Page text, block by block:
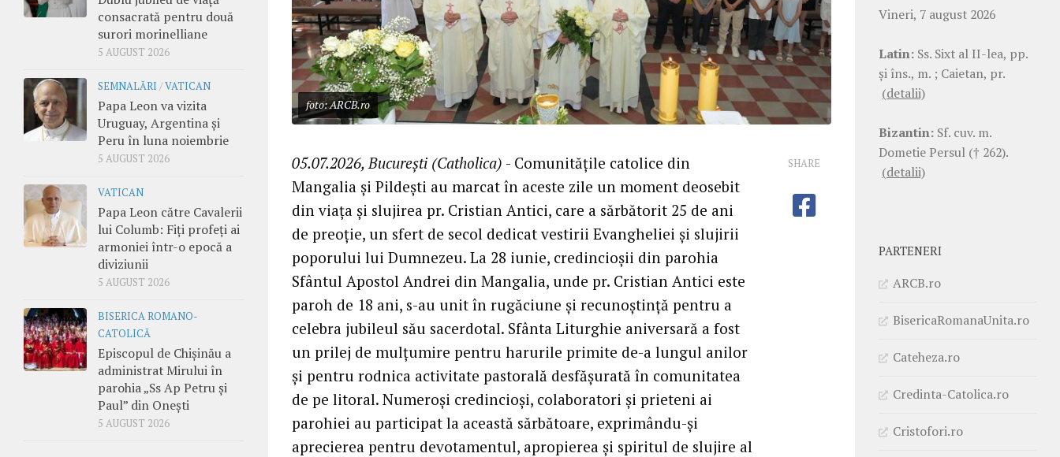
foto: ARCB.ro
05.07.2026, București (Catholica) - Comunitățile catolice din
Mangalia și Pildești au marcat în aceste zile un moment deosebit
din viața și slujirea pr. Cristian Antici, care a sărbătorit 25 de ani
de preoție, un sfert de secol dedicat vestirii Evangheliei și slujirii
poporului lui Dumnezeu. La 28 iunie, credincioșii din parohia
Sfântul Apostol Andrei din Mangalia, unde pr. Cristian Antici este
paroh de 18 ani, s-au unit în rugăciune și recunoștință pentru a
celebra jubileul său sacerdotal. Sfânta Liturghie aniversară a fost
un prilej de mulțumire pentru harurile primite de-a lungul anilor
și pentru rodnica activitate pastorală desfășurată în comunitatea
de pe litoral. Numeroși credincioși, colaboratori și prieteni ai
parohiei au participat la această sărbătoare, exprimându-și
aprecierea pentru devotamentul, apropierea și spiritul de slujire al
SHARE
consacrată pentru două
surori morinelliane
5 AUGUST 2026
SEMNALĂRI /VATICAN
Papa Leon va vizita
Uruguay, Argentina și
Peru în luna noiembrie
5 AUGUST 2026
VATICAN
Papa Leon către Cavalerii
lui Columb: Fiți profeți ai
armoniei într-o epocă a
diviziunii
5 AUGUST 2026
BISERICA ROMANO-
CATOLICĂ
Episcopul de Chișinău a
administrat Mirului în
parohia „Ss Ap Petru și
Paul” din Onești
5 AUGUST 2026
Vineri, 7 august 2026
Latin: Ss. Sixt al II-lea, pp.
şi îns., m. ; Caietan, pr.
(detalii)
Bizantin: Sf. cuv. m.
Dometie Persul († 262).
(detalii)
PARTENERI
ARCB.ro
BisericaRomanaUnita.ro
Cateheza.ro
Credinta-Catolica.ro
Cristofori.ro